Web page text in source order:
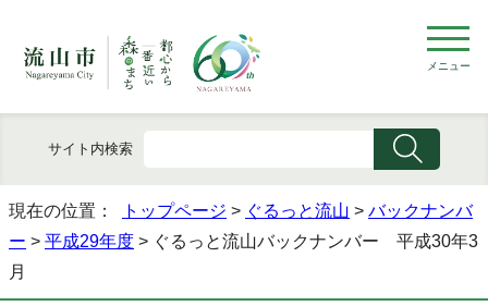
メニュー
サイト内検索
現在の位置： トップページ > ぐるっと流山 > バックナンバ
ー > 平成29年度 > ぐるっと流山バックナンバー 平成30年3
月